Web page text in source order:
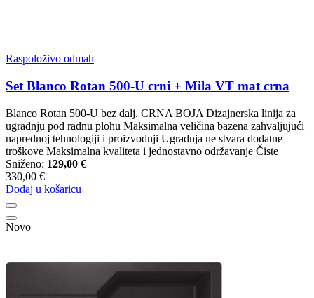
Raspoloživo odmah
Set Blanco Rotan 500-U crni + Mila VT mat crna
Blanco Rotan 500-U bez dalj. CRNA BOJA Dizajnerska linija za
ugradnju pod radnu plohu Maksimalna veličina bazena zahvaljujući
naprednoj tehnologiji i proizvodnji Ugradnja ne stvara dodatne
troškove Maksimalna kvaliteta i jednostavno održavanje Čiste
Sniženo: 129,00 €
330,00 €
Dodaj u košaricu
Novo